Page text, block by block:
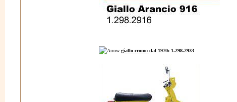
giallo cromo dal 1970: 1.298.2933